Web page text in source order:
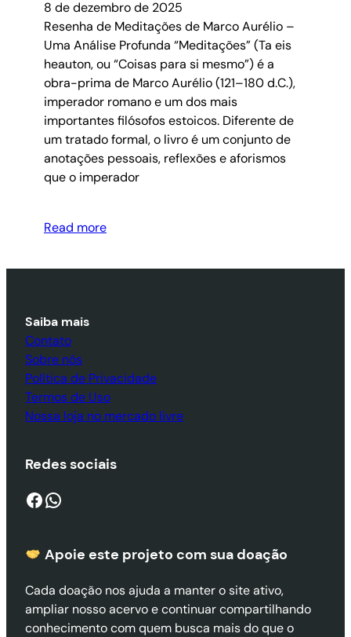
8 de dezembro de 2025
Resenha de Meditações de Marco Aurélio –
Uma Análise Profunda “Meditações” (Ta eis
heauton, ou “Coisas para si mesmo”) é a
obra-prima de Marco Aurélio (121–180 d.C.),
imperador romano e um dos mais
importantes filósofos estoicos. Diferente de
um tratado formal, o livro é um conjunto de
anotações pessoais, reflexões e aforismos
que o imperador
Read more
Saiba mais
Contato
Sobre nós
Política de Privacidade
Termos de Uso
Nossa loja no mercado livre
Redes sociais
Facebook WhatsApp
Apoie este projeto com sua doação
Cada doação nos ajuda a manter o site ativo,
ampliar nosso acervo e continuar compartilhando
conhecimento com quem busca mais do que o